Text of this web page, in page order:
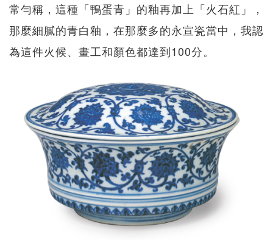
常勻稱，這種「鴨蛋青」的釉再加上「火石紅」，
那麼細膩的青白釉，在那麼多的永宣瓷當中，我認
為這件火候、畫工和顏色都達到100分。